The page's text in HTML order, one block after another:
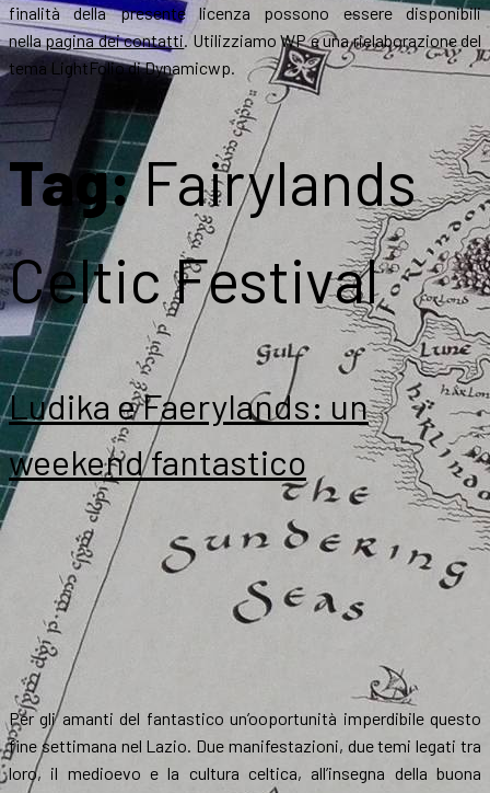
finalità della presente licenza possono essere disponibili
nellapagina dei contatti. Utilizziamo WP e una rielaborazione del
tema LightFolio di Dynamicwp.
Tag:Fairylands
Celtic Festival
Ludika e Faerylands: un
weekend fantastico
Per gli amanti del fantastico un’ooportunità imperdibile questo
fine settimana nel Lazio. Due manifestazioni, due temi legati tra
loro, il medioevo e la cultura celtica, all’insegna della buona